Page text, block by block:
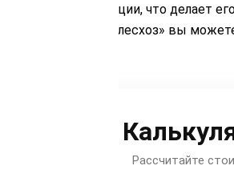
эксплуатации, что делает
компании «Илимлесхоз» вы
Рассчитайте